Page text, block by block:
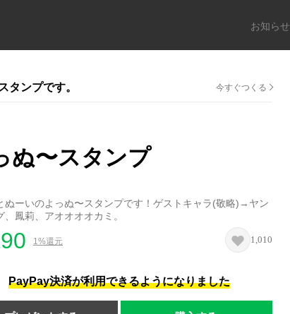
お知らせ
タンプです。 今すぐつくる
ぬ〜スタンプ
ぬーいのよっぬ〜スタンプです！ゲストキャラ(敬略)→ヤン
、鳳莉、アオオオオカミ。
1%還元 1,010
PayPay決済が利用できるようになりました